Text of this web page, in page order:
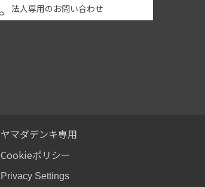
法人専用のお問い合わせ
ヤマダデンキ専用
Cookieポリシー
Privacy Settings